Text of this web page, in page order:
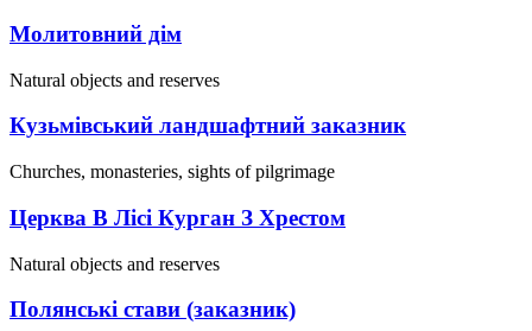
Молитовний дім
Natural objects and reserves
Кузьмівський ландшафтний заказник
Churches, monasteries, sights of pilgrimage
Церква В Лісі Курган З Хрестом
Natural objects and reserves
Полянські стави (заказник)